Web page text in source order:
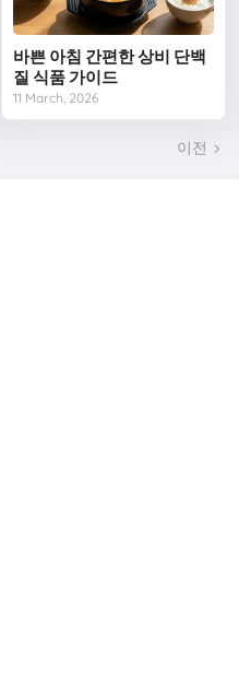
바쁜 아침 간편한 상비 단백
질 식품 가이드
11 March, 2026
이전